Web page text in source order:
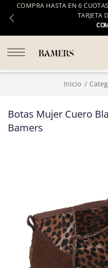
COMPRA HASTA EN 6
TARJETA
Inicio
Botas Mujer Cuero
Bamers